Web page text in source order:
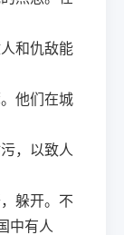
和仇敌能
他们在城
，以致人
躲开。不
中有人